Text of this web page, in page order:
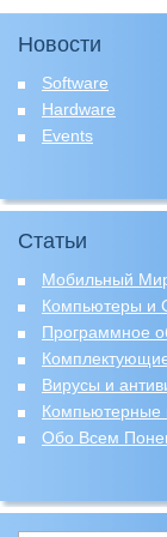
Новости
Software
Hardware
Events
Статьи
Мобильный
Компьютеры и
Программное
Вирусы и
Компьютерные
Обо Всем